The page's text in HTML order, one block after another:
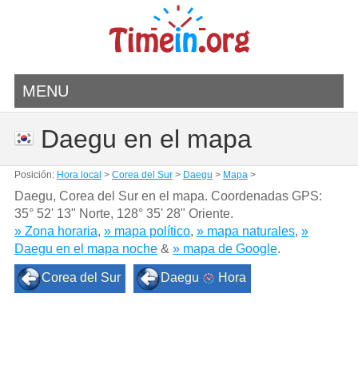
MENU
Daegu en el mapa
Posición: Hora local > Corea del Sur> Daegu > Mapa>
Daegu, Corea del Sur en el mapa. Coordenadas GPS:
35° 52' 13" Norte, 128° 35' 28" Oriente.
» Zona horaria, » mapa político, » mapa naturales, »
Daegu en el mapa noche& » mapa de Google.
Corea del Sur Daegu Hora